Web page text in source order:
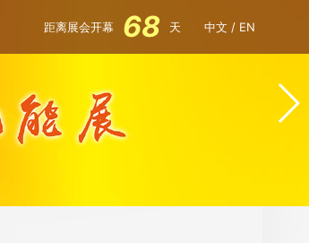
距离展会开幕 68 天 中文 / EN